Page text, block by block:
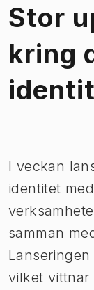
Stor
kring
I veckan
identitet
samman
vilket vittnar